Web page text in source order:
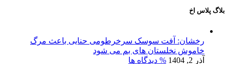
بلاگ پلاس اخ
رخشان: آفت سوسک سرخرطومی حنایی باعث مرگ
خاموش نخلستان های بم می شود
آذر 2, 1404
% دیدگاه ها